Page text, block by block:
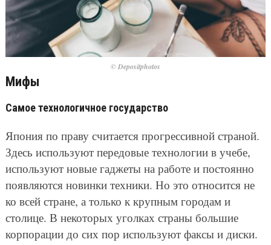
© Depositphotos
Мифы
Самое технологичное государство
Япония по праву считается прогрессивной страной.
Здесь используют передовые технологии в учебе,
используют новые гаджеты на работе и постоянно
появляются новинки техники. Но это относится не
ко всей стране, а только к крупным городам и
столице. В некоторых уголках страны большие
корпорации до сих пор используют факсы и диски.